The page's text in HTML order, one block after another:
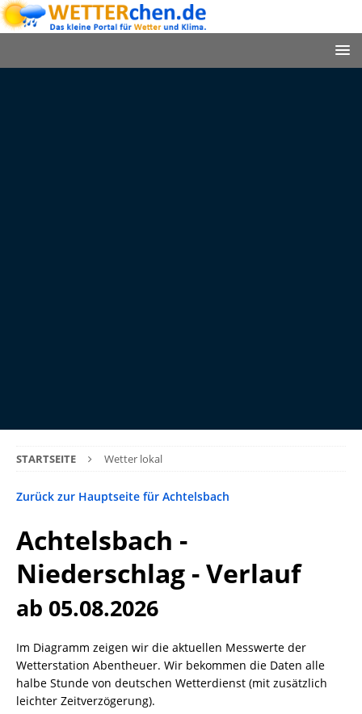
STARTSEITE Wetter lokal
Zurück zur Hauptseite für Achtelsbach
Achtelsbach -
Niederschlag - Verlauf
ab 05.08.2026
Im Diagramm zeigen wir die aktuellen Messwerte der
Wetterstation Abentheuer. Wir bekommen die Daten alle
halbe Stunde von deutschen Wetterdienst (mit zusätzlich
leichter Zeitverzögerung).